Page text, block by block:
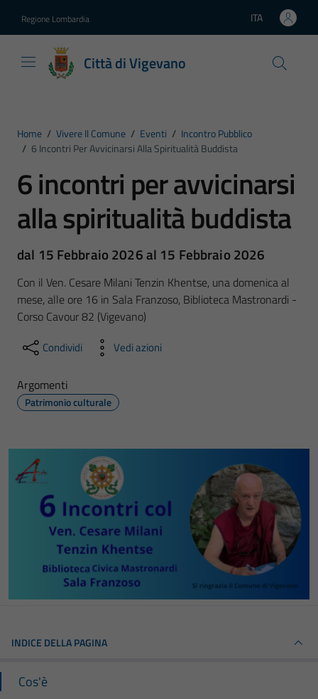
Regione Lombardia Lingua attiva:
ITA
Città di Vigevano
Home / Vivere Il Comune / Eventi / Incontro Pubblico
/ 6 Incontri Per Avvicinarsi Alla Spiritualità Buddista
6 incontri per avvicinarsi
alla spiritualità buddista
dal 15 Febbraio 2026 al 15 Febbraio 2026
Con il Ven. Cesare Milani Tenzin Khentse, una domenica al
mese, alle ore 16 in Sala Franzoso, Biblioteca Mastronardi -
Corso Cavour 82 (Vigevano)
Condividi Vedi azioni
Argomenti
Patrimonio culturale
INDICE DELLA PAGINA
Cos'è